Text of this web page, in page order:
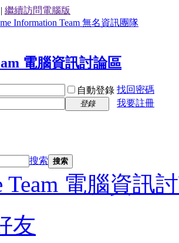
| 繼續訪問電腦版
Information Team 無名資訊團隊
自動登錄 找回密碼
登錄
我要註冊
搜索 搜索
Team 電腦資訊
友